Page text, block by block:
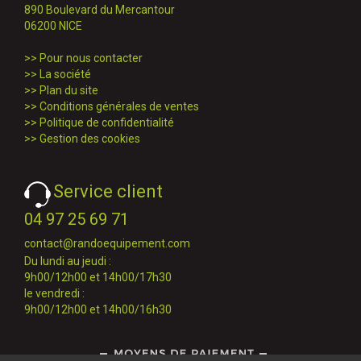
890 Boulevard du Mercantour
06200 NICE
>> Pour nous contacter
>>
La société
>> Plan du site
>> Conditions générales de ventes
>> Politique de confidentialité
>> Gestion des cookies
Service client
04 97 25 69 71
contact@randoequipement.com
Du lundi au jeudi :
9h00/12h00 et 14h00/17h30
le vendredi :
9h00/12h00 et 14h00/16h30